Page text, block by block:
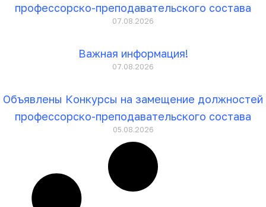
профессорско-преподавательского состава
07.08.2026
Важная информация!
07.08.2026
Объявлены Конкурсы на замещение должностей
профессорско-преподавательского состава
05.08.2026